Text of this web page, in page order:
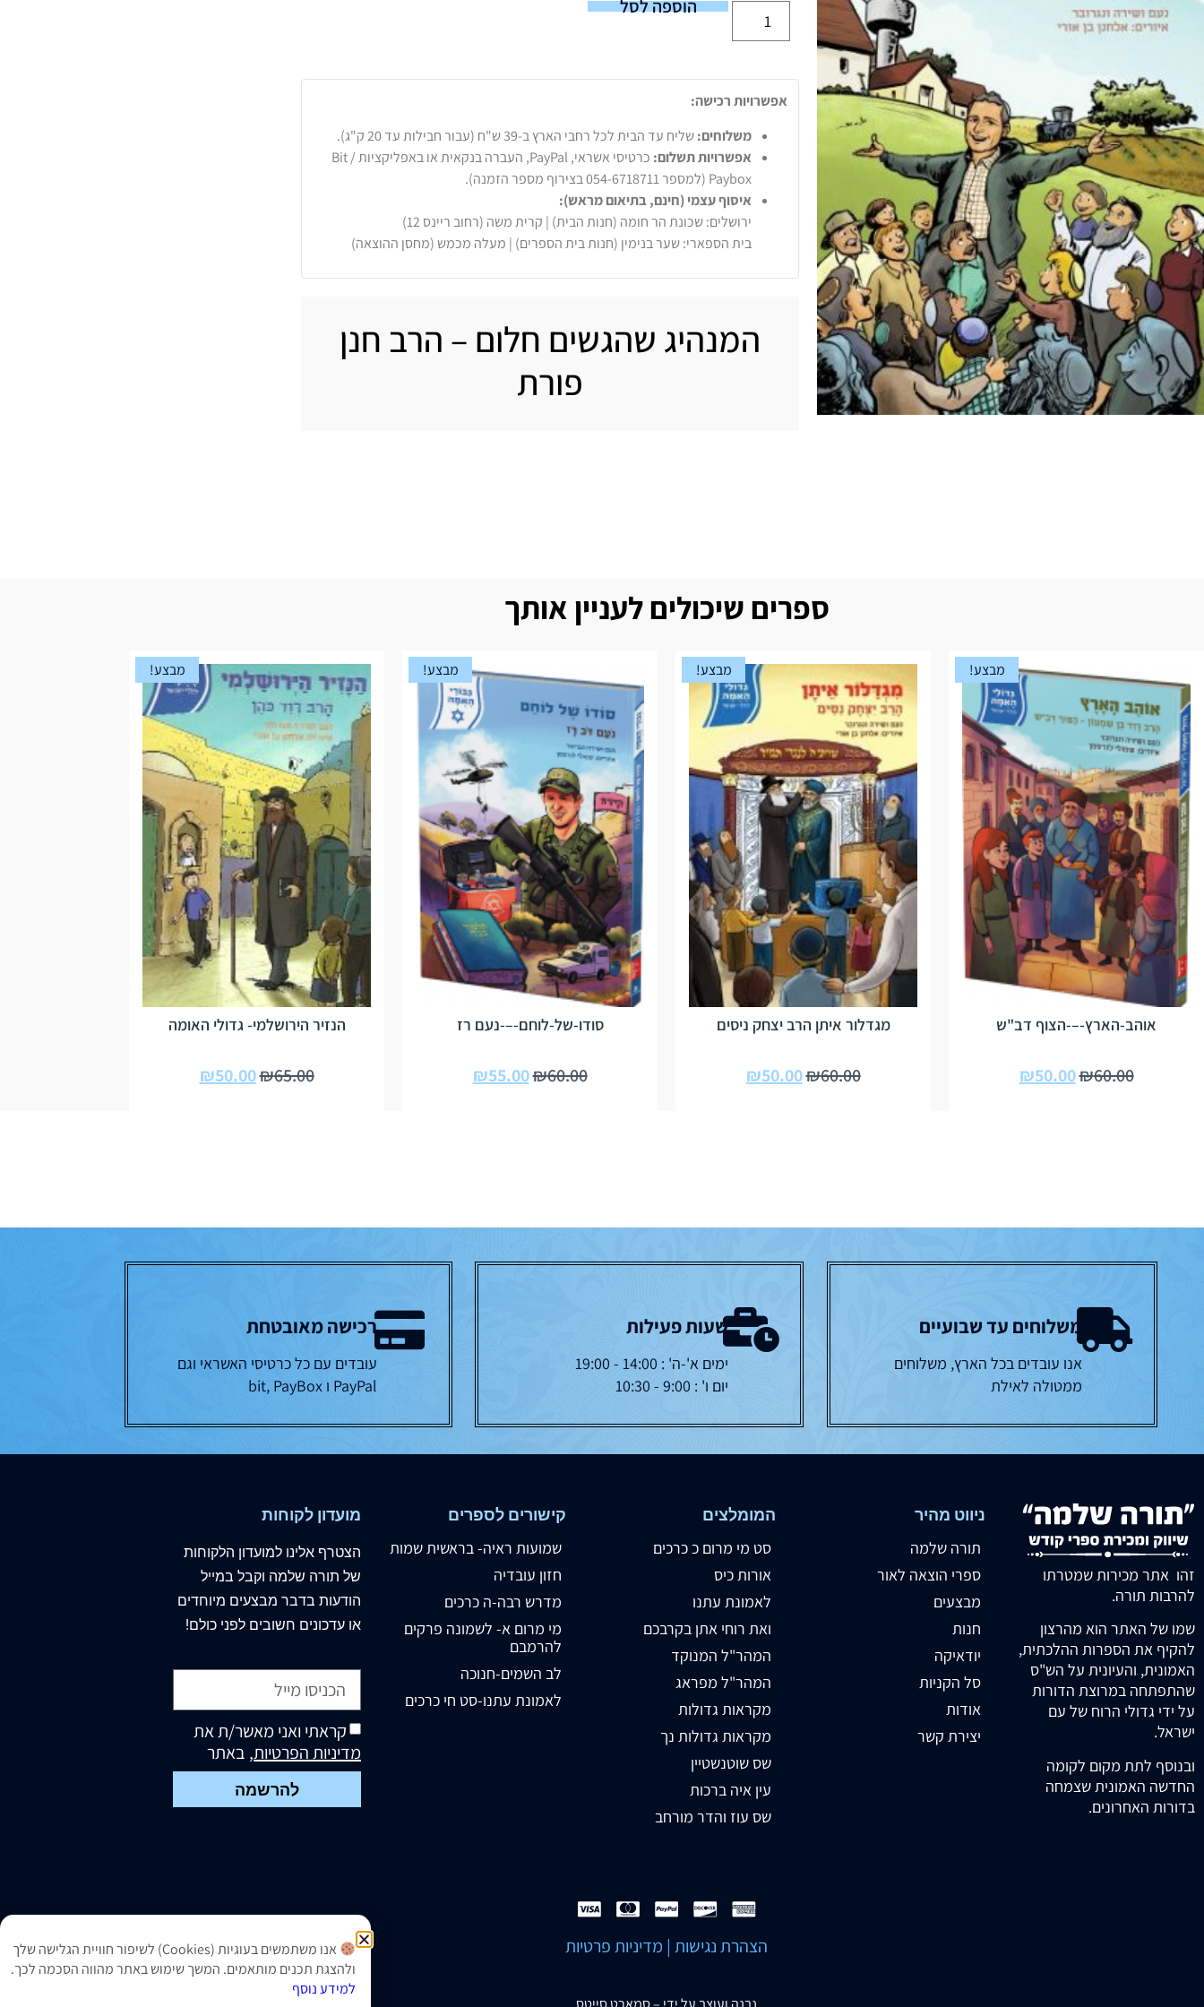
הוספה לסל
אפשרויות רכישה:
משלוחים:שליח עד הבית לכל רחבי הארץ ב-39 ש"ח (עבור חבילות עד 20 ק"ג).
אפשרויות תשלום:
כרטיסי אשראי, PayPal, העברה בנקאית או באפליקציות Bit /
Paybox (למספר 054-6718711 בצירוף מספר הזמנה).
איסוף עצמי (חינם, בתיאום מראש):
ירושלים: שכונת הר חומה (חנות הבית) | קרית משה (רחוב ריינס 12)
בית הספארי: שער בנימין (חנות בית הספרים) | מעלה מכמש (מחסן ההוצאה)
המנהיג שהגשים חלום – הרב חנן
פורת
ספרים שיכולים לעניין אותך
מבצע!
אוהב-הארץ-–-הצוף דב"ש
₪60.00
₪50.00
מבצע!
מגדלור איתן הרב יצחק ניסים
₪60.00
₪50.00
מבצע!
סודו-של-לוחם-–-נעם רז
₪60.00
₪55.00
מבצע!
הנזיר הירושלמי- גדולי האומה
₪65.00
₪50.00
משלוחים עד שבועיים
אנו עובדים בכל הארץ, משלוחים
ממטולה לאילת
שעות פעילות
ימים א'-ה' : 14:00 - 19:00
יום ו' : 9:00 - 10:30
רכישה מאובטחת
עובדים עם כל כרטיסי האשראי וגם
PayPal ו bit, PayBox
זהו אתר מכירות שמטרתו
להרבות תורה.
שמו של האתר הוא מהרצון
להקיף את הספרות ההלכתית,
האמונית, והעיונית על הש"ס
שהתפתחה במרוצת הדורות
על ידי גדולי הרוח של עם
ישראל.
ובנוסף לתת מקום לקומה
החדשה האמונית שצמחה
בדורות האחרונים.
ניווט מהיר
תורה שלמה
ספרי הוצאה לאור
מבצעים
חנות
יודאיקה
סל הקניות
אודות
יצירת קשר
המומלצים
סט מי מרום כ כרכים
אורות כיס
לאמונת עתנו
ואת רוחי אתן בקרבכם
המהר"ל המנוקד
המהר"ל מפראג
מקראות גדולות
מקראות גדולות נך
שס שוטנשטיין
עין איה ברכות
שס עוז והדר מורחב
קישורים לספרים
שמועות ראיה- בראשית שמות
חזון עובדיה
מדרש רבה-ה כרכים
מי מרום א- לשמונה פרקים
להרמבם
לב השמים-חנוכה
לאמונת עתנו-סט חי כרכים
מועדון לקוחות
הצטרף אלינו למועדון הלקוחות
של תורה שלמה וקבל במייל
הודעות בדבר מבצעים מיוחדים
או עדכונים חשובים לפני כולם!
קראתי ואני מאשר/ת את
מדיניות הפרטיות, באתר
להרשמה
הצהרת נגישות | מדיניות פרטיות
אנו משתמשים בעוגיות (Cookies) לשיפור חוויית הגלישה שלך
ולהצגת תכנים מותאמים. המשך שימוש באתר מהווה הסכמה לכך.
למידע נוסף